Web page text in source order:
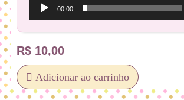
00:00
R$ 10,00
Adicionar ao carrinho